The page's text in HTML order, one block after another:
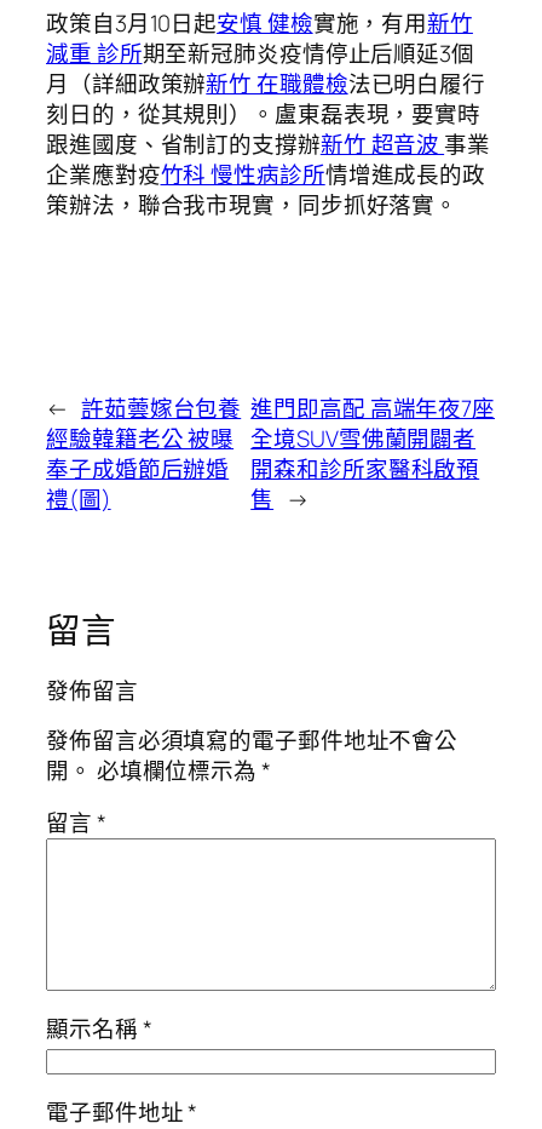
政策自3月10日起安慎 健檢實施，有用新竹
減重 診所期至新冠肺炎疫情停止后順延3個
月（詳細政策辦新竹 在職體檢法已明白履行
刻日的，從其規則）。盧東磊表現，要實時
跟進國度、省制訂的支撐辦新竹 超音波事業
企業應對疫竹科 慢性病診所情增進成長的政
策辦法，聯合我市現實，同步抓好落實。
← 許茹蕓嫁台包養
經驗韓籍老公 被曝
奉子成婚節后辦婚
禮(圖)
進門即高配 高端年夜7座
全境SUV雪佛蘭開闢者
開森和診所家醫科啟預
售 →
留言
發佈留言
發佈留言必須填寫的電子郵件地址不會公
開。 必填欄位標示為*
留言*
顯示名稱*
電子郵件地址*